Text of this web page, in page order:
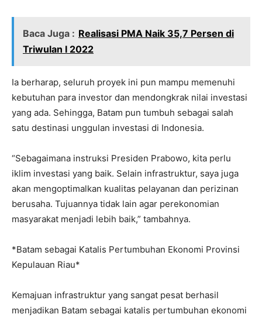
Baca Juga : Realisasi PMA Naik 35,7 Persen di
Triwulan I 2022
Ia berharap, seluruh proyek ini pun mampu memenuhi
kebutuhan para investor dan mendongkrak nilai investasi
yang ada. Sehingga, Batam pun tumbuh sebagai salah
satu destinasi unggulan investasi di Indonesia.
“Sebagaimana instruksi Presiden Prabowo, kita perlu
iklim investasi yang baik. Selain infrastruktur, saya juga
akan mengoptimalkan kualitas pelayanan dan perizinan
berusaha. Tujuannya tidak lain agar perekonomian
masyarakat menjadi lebih baik,” tambahnya.
*Batam sebagai Katalis Pertumbuhan Ekonomi Provinsi
Kepulauan Riau*
Kemajuan infrastruktur yang sangat pesat berhasil
menjadikan Batam sebagai katalis pertumbuhan ekonomi